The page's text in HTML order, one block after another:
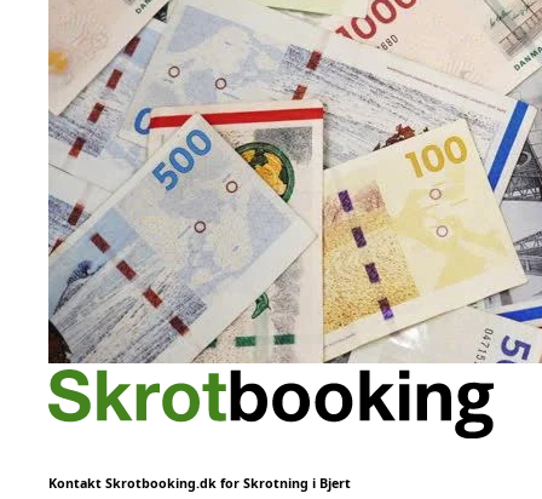
Kontakt Skrotbooking.dk for Skrotning i Bjert